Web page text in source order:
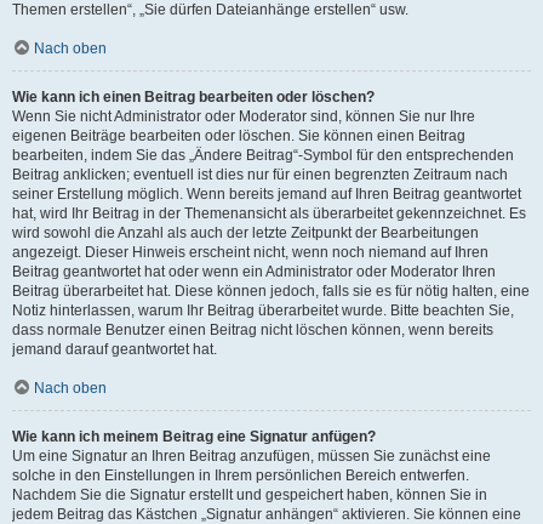
Themen erstellen“, „Sie dürfen Dateianhänge erstellen“ usw.
Nach oben
Wie kann ich einen Beitrag bearbeiten oder löschen?
Wenn Sie nicht Administrator oder Moderator sind, können Sie nur Ihre
eigenen Beiträge bearbeiten oder löschen. Sie können einen Beitrag
bearbeiten, indem Sie das „Ändere Beitrag“-Symbol für den entsprechenden
Beitrag anklicken; eventuell ist dies nur für einen begrenzten Zeitraum nach
seiner Erstellung möglich. Wenn bereits jemand auf Ihren Beitrag geantwortet
hat, wird Ihr Beitrag in der Themenansicht als überarbeitet gekennzeichnet. Es
wird sowohl die Anzahl als auch der letzte Zeitpunkt der Bearbeitungen
angezeigt. Dieser Hinweis erscheint nicht, wenn noch niemand auf Ihren
Beitrag geantwortet hat oder wenn ein Administrator oder Moderator Ihren
Beitrag überarbeitet hat. Diese können jedoch, falls sie es für nötig halten, eine
Notiz hinterlassen, warum Ihr Beitrag überarbeitet wurde. Bitte beachten Sie,
dass normale Benutzer einen Beitrag nicht löschen können, wenn bereits
jemand darauf geantwortet hat.
Nach oben
Wie kann ich meinem Beitrag eine Signatur anfügen?
Um eine Signatur an Ihren Beitrag anzufügen, müssen Sie zunächst eine
solche in den Einstellungen in Ihrem persönlichen Bereich entwerfen.
Nachdem Sie die Signatur erstellt und gespeichert haben, können Sie in
jedem Beitrag das Kästchen „Signatur anhängen“ aktivieren. Sie können eine